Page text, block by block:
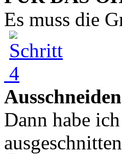
Es muss die
Ausschneiden
Dann habe